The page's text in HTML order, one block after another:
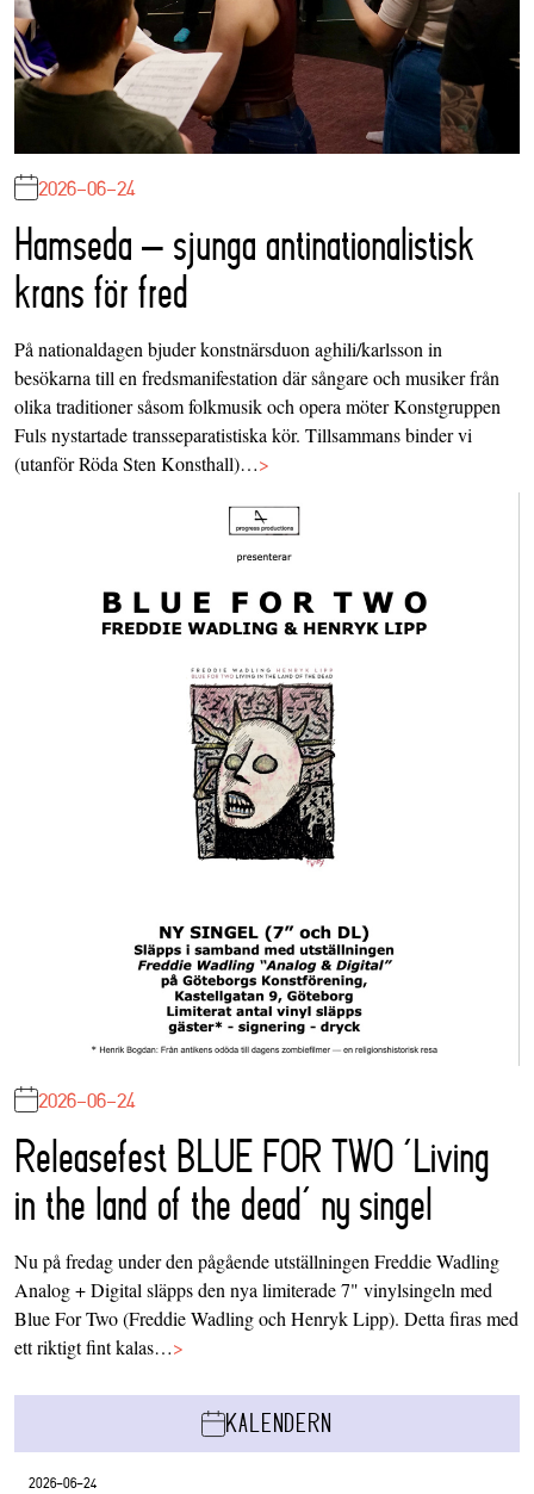
2026-06-24
Hamseda – sjunga antinationalistisk
krans för fred
På nationaldagen bjuder konstnärsduon aghili/karlsson in
besökarna till en fredsmanifestation där sångare och musiker från
olika traditioner såsom folkmusik och opera möter Konstgruppen
Fuls nystartade transseparatistiska kör. Tillsammans binder vi
(utanför Röda Sten Konsthall)…>
2026-06-24
Releasefest BLUE FOR TWO ‘Living
in the land of the dead’ ny singel
Nu på fredag under den pågående utställningen Freddie Wadling
Analog + Digital släpps den nya limiterade 7" vinylsingeln med
Blue For Two (Freddie Wadling och Henryk Lipp). Detta firas med
ett riktigt fint kalas…>
KALENDERN
2026-06-24